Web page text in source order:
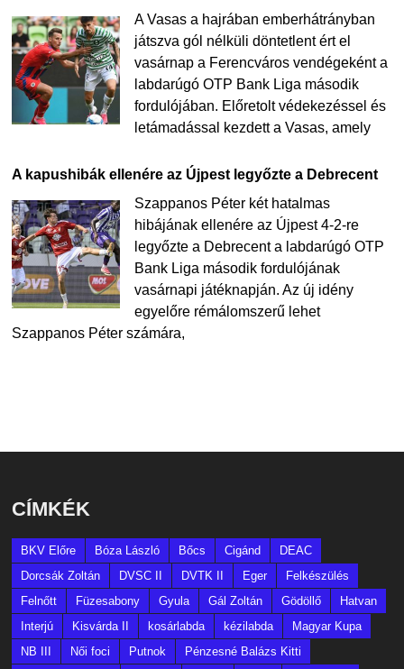
A Vasas a hajrában emberhátrányban
játszva gól nélküli döntetlent ért el
vasárnap a Ferencváros vendégeként a
labdarúgó OTP Bank Liga második
fordulójában. Előretolt védekezéssel és
letámadással kezdett a Vasas, amely
A kapushibák ellenére az Újpest legyőzte a Debrecent
Szappanos Péter két hatalmas
hibájának ellenére az Újpest 4-2-re
legyőzte a Debrecent a labdarúgó OTP
Bank Liga második fordulójának
vasárnapi játéknapján. Az új idény
egyelőre rémálomszerű lehet
Szappanos Péter számára,
CÍMKÉK
BKV Előre Bóza László Bőcs Cigánd
DEAC
Dorcsák Zoltán
DVSC II DVTK II Eger
Felkészülés
Felnőtt
Füzesabony Gyula Gál Zoltán Gödöllő
Hatvan
Interjú
Kisvárda II kosárlabda kézilabda
Magyar Kupa
NB III
Női foci Putnok
Pénzesné Balázs Kitti